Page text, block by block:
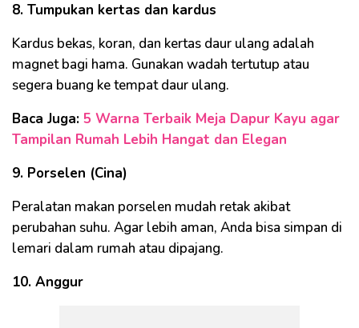
8. Tumpukan kertas dan kardus
Kardus bekas, koran, dan kertas daur ulang adalah
magnet bagi hama. Gunakan wadah tertutup atau
segera buang ke tempat daur ulang.
Baca Juga: 5 Warna Terbaik Meja Dapur Kayu agar
Tampilan Rumah Lebih Hangat dan Elegan
9. Porselen (Cina)
Peralatan makan porselen mudah retak akibat
perubahan suhu. Agar lebih aman, Anda bisa simpan di
lemari dalam rumah atau dipajang.
10. Anggur